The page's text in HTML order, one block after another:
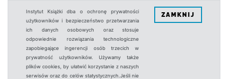
Instytut Książki dba o ochronę prywatności
użytkowników i bezpieczeństwo przetwarzania
ich danych osobowych oraz stosuje
odpowiednie rozwiązania technologiczne
zapobiegające ingerencji osób trzecich w
prywatność użytkowników. Używamy także
plików cookies, by ułatwić korzystanie z naszych
serwisów oraz do celów statystycznych.Jeśli nie
ZAMKNIJ